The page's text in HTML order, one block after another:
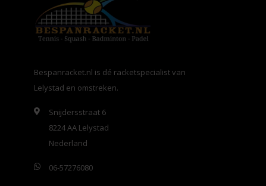
Bespanracket.nl is dé racketspecialist van
Lelystad en omstreken.
Snijdersstraat 6
8224 AA Lelystad
Nederland
06-57276080